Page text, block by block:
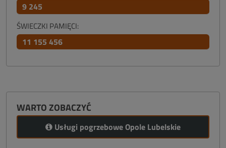
9 245
ŚWIECZKI PAMIĘCI:
11 155 456
WARTO ZOBACZYĆ
Usługi pogrzebowe Opole Lubelskie